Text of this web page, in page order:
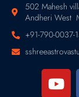
502 Mahesh
Andheri West
+91-790-0037-